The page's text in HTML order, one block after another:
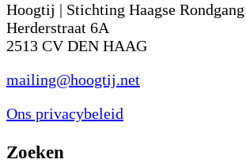
Hoogtij | Stichting Haagse Rondgang
Herderstraat 6A
2513 CV DEN HAAG
mailing@hoogtij.net
Ons privacybeleid
Zoeken